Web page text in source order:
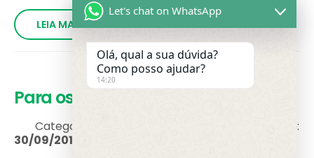
LEIA MAIS
Para os corajosos, é refresco
Categoria:
Data da Publicação:
30/09/2013
Let's chat on WhatsApp
Olá, qual a sua dúvida?
Como posso ajudar?
14:20